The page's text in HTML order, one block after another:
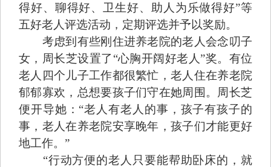
得好、聊得好、卫生好、助人为乐做得好”等
五好老人评选活动，定期评选并予以奖励。
考虑到有些刚住进养老院的老人会念叨子
女，周长芝设置了“心胸开阔好老人”奖。有位
老人四个儿子工作都很繁忙，老人住在养老院
郁郁寡欢，总想要孩子们守在她周围。周长芝
便开导她：“老人有老人的事，孩子有孩子的
事，老人在养老院安享晚年，孩子们才能更好
地工作。”
“行动方便的老人只要能帮助卧床的，就